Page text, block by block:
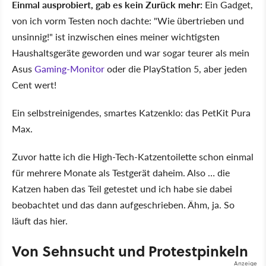
Einmal ausprobiert, gab es kein Zurück mehr: Ein Gadget,
von ich vorm Testen noch dachte: "Wie übertrieben und
unsinnig!" ist inzwischen eines meiner wichtigsten
Haushaltsgeräte geworden und war sogar teurer als mein
AsusGaming-Monitoroder die PlayStation 5, aber jeden
Cent wert!
Ein selbstreinigendes, smartes Katzenklo: das PetKit Pura
Max.
Zuvor hatte ich die High-Tech-Katzentoilette schon einmal
für mehrere Monate als Testgerät daheim. Also … die
Katzen haben das Teil getestet und ich habe sie dabei
beobachtet und das dann aufgeschrieben. Ähm, ja. So
läuft das hier.
Von Sehnsucht und Protestpinkeln